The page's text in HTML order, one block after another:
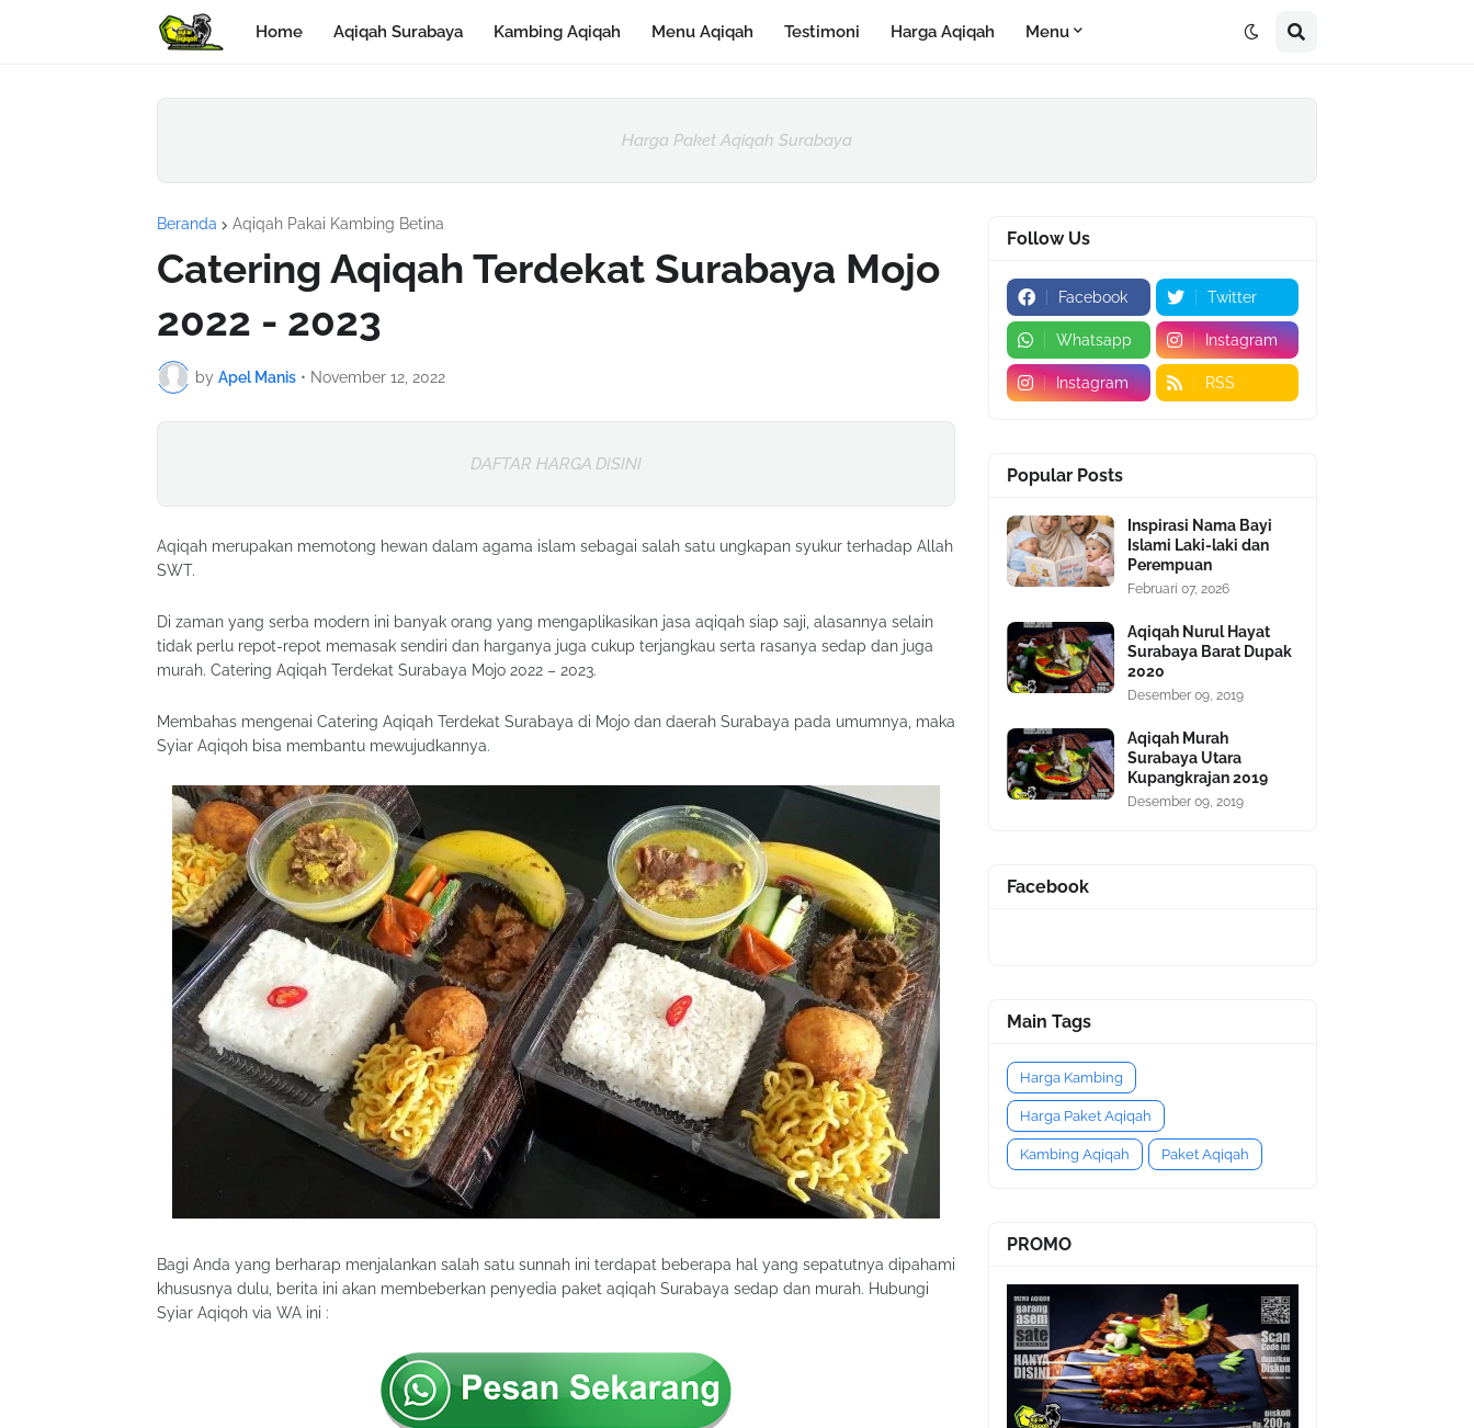
Home Aqiqah Surabaya Kambing Aqiqah Menu Aqiqah Testimoni Harga Aqiqah Menu
Harga Paket Aqiqah Surabaya
Beranda Aqiqah Pakai Kambing Betina
Catering Aqiqah Terdekat Surabaya Mojo
2022 - 2023
by Apel Manis • November 12, 2022
DAFTAR HARGA DISINI
Aqiqah merupakan memotong hewan dalam agama islam sebagai salah satu ungkapan syukur terhadap Allah
SWT.
Di zaman yang serba modern ini banyak orang yang mengaplikasikan jasa aqiqah siap saji, alasannya selain
tidak perlu repot-repot memasak sendiri dan harganya juga cukup terjangkau serta rasanya sedap dan juga
murah. Catering Aqiqah Terdekat Surabaya Mojo 2022 – 2023.
Membahas mengenai Catering Aqiqah Terdekat Surabaya di Mojo dan daerah Surabaya pada umumnya, maka
Syiar Aqiqoh bisa membantu mewujudkannya.
Bagi Anda yang berharap menjalankan salah satu sunnah ini terdapat beberapa hal yang sepatutnya dipahami
khususnya dulu, berita ini akan membeberkan penyedia paket aqiqah Surabaya sedap dan murah. Hubungi
Syiar Aqiqoh via WA ini :
Follow Us
Facebook Twitter
Whatsapp Instagram
Instagram RSS
Popular Posts
Inspirasi Nama Bayi
Islami Laki-laki dan
Perempuan
Februari 07, 2026
Aqiqah Nurul Hayat
Surabaya Barat Dupak
2020
Desember 09, 2019
Aqiqah Murah
Surabaya Utara
Kupangkrajan 2019
Desember 09, 2019
Facebook
Main Tags
Harga Kambing
Harga Paket Aqiqah
Kambing Aqiqah Paket Aqiqah
PROMO